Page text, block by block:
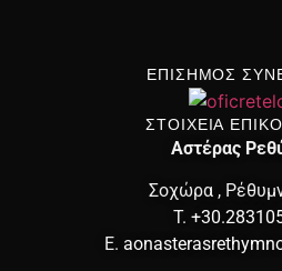
ΕΠΙΣΗΜΟΣ
ΣΤΟΙΧΕΙΑ
Αστέρας
Σοχώρα ,
T.
E.